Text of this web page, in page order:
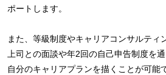
ポートします。
また、等級制度やキャリアコンサルティ
上司との面談や年2回の自己申告制度を通
自分のキャリアプランを描くことが可能